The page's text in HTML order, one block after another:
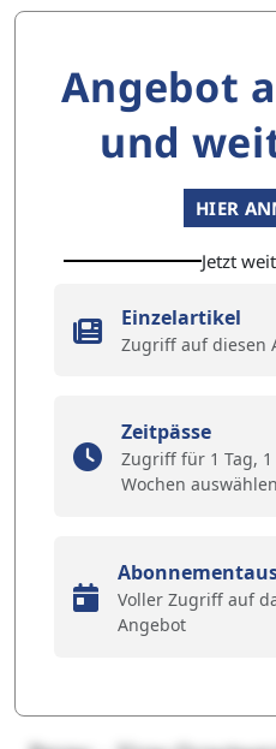
Angebot
und
HIER
Jetzt
Einzelartikel
Zugriff auf diesen
Zeitpässe
Zugriff für 1 Tag,
Wochen auswählen
Voller Zugriff auf
Angebot